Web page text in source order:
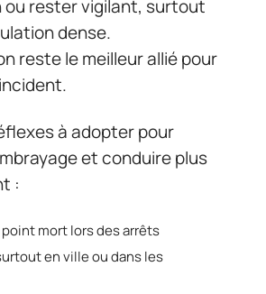
ou rester vigilant, surtout
dense.
reste le meilleur allié pour
à adopter pour
et conduire plus
:
mort lors des arrêts
en ville ou dans les